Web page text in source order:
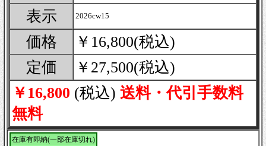
表示
2026cw15
価格
￥16,800(税込)
定価
￥27,500(税込)
￥16,800 (税込) 送料・代引手数料
無料
在庫有即納(一部在庫切れ)